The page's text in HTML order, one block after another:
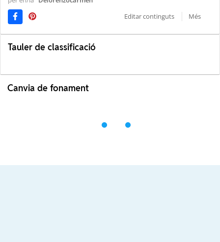
Editar continguts
Més
Tauler de classificació
Canvia de fonament